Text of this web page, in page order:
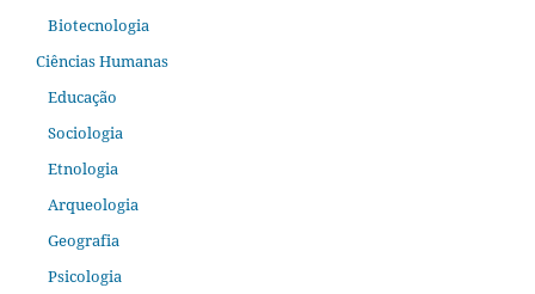
Biotecnologia
Ciências Humanas
Educação
Sociologia
Etnologia
Arqueologia
Geografia
Psicologia